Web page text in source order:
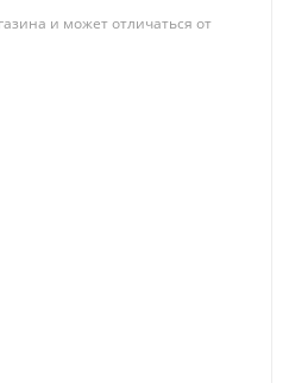
и может отличаться от